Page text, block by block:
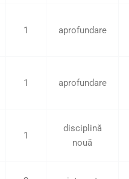
1 aprofundare
1 aprofundare
1
disciplină
nouă